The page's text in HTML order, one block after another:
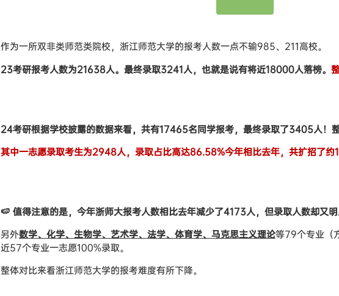
作为一所双非类师范类院校，浙江师范大学的报考人数一点不输985、211高校。
23考研报考人数为21638人。最终录取3241人，也就是说有将近18000人落榜。
24考研根据学校披露的数据来看，共有17465名同学报考，最终录取了3405人！
其中一志愿录取考生为2948人，录取占比高达86.58%今年相比去年，共扩招了约
🍉 值得注意的是，今年浙师大报考人数相比去年减少了4173人，但录取人数却又
另外数学、化学、生物学、艺术学、法学、体育学、马克思主义理论等79个专业（
近57个专业一志愿100%录取。
整体对比来看浙江师范大学的报考难度有所下降。